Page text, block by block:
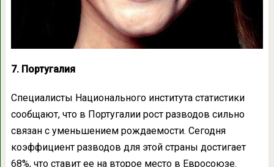
7. Португалия
Специалисты Национального института статистики
сообщают, что в Португалии рост разводов сильно
связан с уменьшением рождаемости. Сегодня
коэффициент разводов для этой страны достигает
68%, что ставит ее на второе место в Евросоюзе.